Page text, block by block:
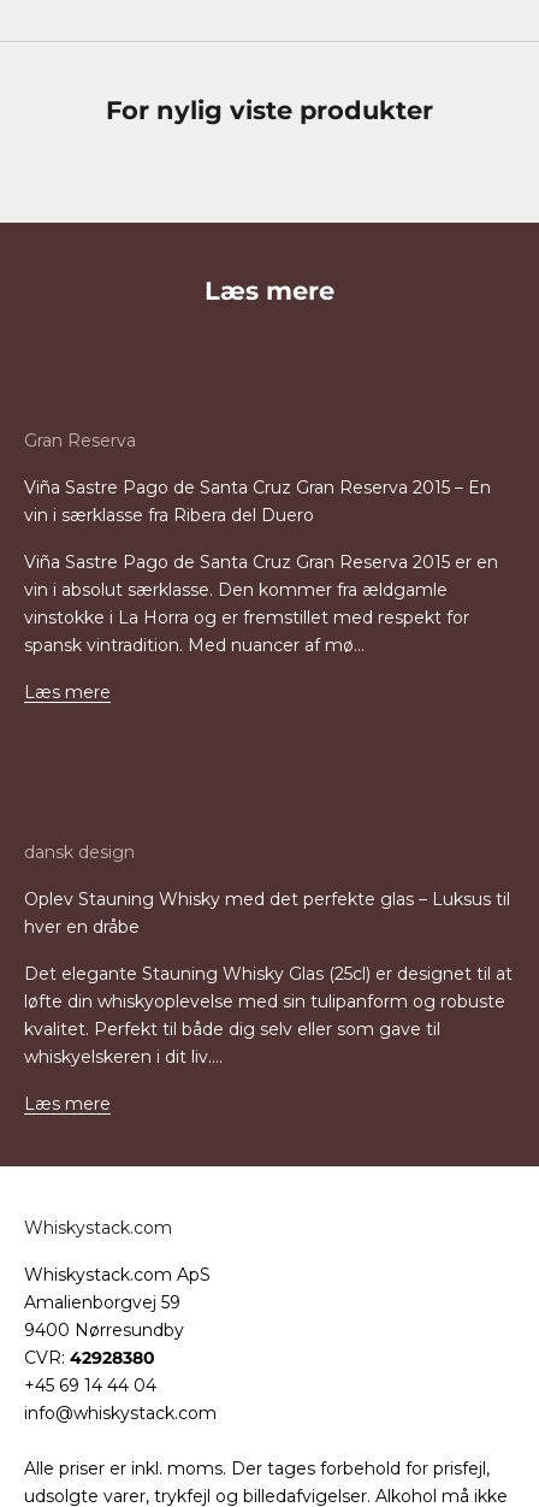
For nylig viste produkter
Læs mere
Gran Reserva
Viña Sastre Pago de Santa Cruz Gran Reserva 2015 – En
vin i særklasse fra Ribera del Duero
Viña Sastre Pago de Santa Cruz Gran Reserva 2015 er en
vin i absolut særklasse. Den kommer fra ældgamle
vinstokke i La Horra og er fremstillet med respekt for
spansk vintradition. Med nuancer af mø...
Læs mere
dansk design
Oplev Stauning Whisky med det perfekte glas – Luksus til
hver en dråbe
Det elegante Stauning Whisky Glas (25cl) er designet til at
løfte din whiskyoplevelse med sin tulipanform og robuste
kvalitet. Perfekt til både dig selv eller som gave til
whiskyelskeren i dit liv....
Læs mere
Whiskystack.com
Whiskystack.com ApS
Amalienborgvej 59
9400 Nørresundby
CVR: 42928380
+45 69 14 44 04
info@whiskystack.com
Alle priser er inkl. moms. Der tages forbehold for prisfejl,
udsolgte varer, trykfejl og billedafvigelser. Alkohol må ikke